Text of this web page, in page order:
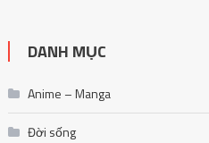
DANH MỤC
Anime – Manga
Đời sống